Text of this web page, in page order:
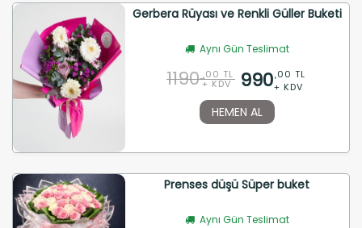
Gerbera Rüyası ve Renkli Güller Buketi
Aynı Gün Teslimat
1190 ,00 TL
+ KDV 990,00 TL
+ KDV
HEMEN AL
Prenses düşü Süper buket
Aynı Gün Teslimat